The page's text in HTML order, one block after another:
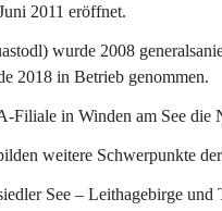
2011 eröffnet.
wurde 2008
2018 in Betrieb genommen.
in Winden am See die
weitere Schwerpunkte
See – Leithagebirge